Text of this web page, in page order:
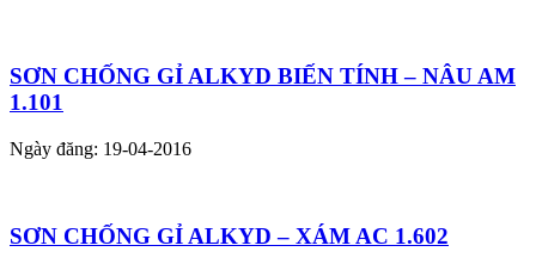
SƠN CHỐNG GỈ ALKYD BIẾN TÍNH – NÂU AM
1.101
Ngày đăng: 19-04-2016
SƠN CHỐNG GỈ ALKYD – XÁM AC 1.602